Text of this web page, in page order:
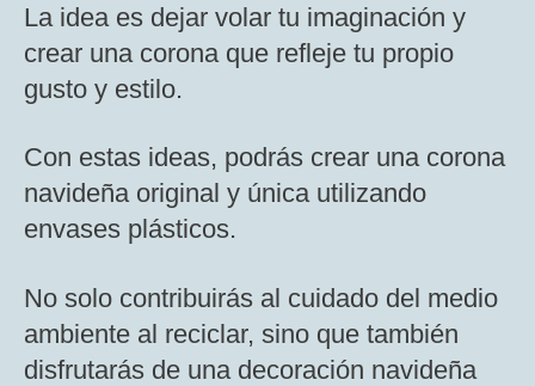
La idea es dejar volar tu imaginación y
crear una corona que refleje tu propio
gusto y estilo.
Con estas ideas, podrás crear una corona
navideña original y única utilizando
envases plásticos.
No solo contribuirás al cuidado del medio
ambiente al reciclar, sino que también
disfrutarás de una decoración navideña